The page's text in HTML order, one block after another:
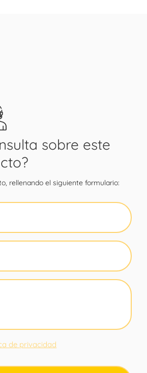
sobre este
rellenando el siguiente formulario:
de privacidad